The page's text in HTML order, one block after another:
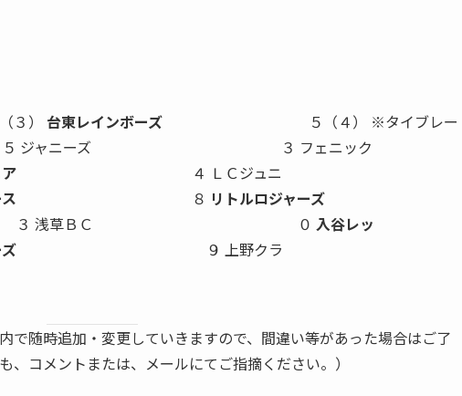
台東レインボーズ
５（４） ※タイブレー
ーズ ３ フェニック
４ ＬＣジュニ
８ リトルロジャーズ
ズ ３ 浅草ＢＣ ０ 入谷レッ
９ 上野クラ
で随時追加・変更していきますので、間違い等があった場合はご了
コメントまたは、メールにてご指摘ください。）